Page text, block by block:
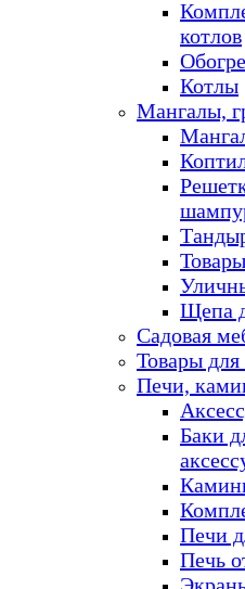
котлов
Котлы
Мангалы,
Щепа
Садовая
Товары
Печи,
Баки
Печи
Печь